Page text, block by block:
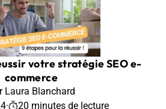
votre stratégie SEO e-
commerce
Laura Blanchard
· 20 minutes de lecture